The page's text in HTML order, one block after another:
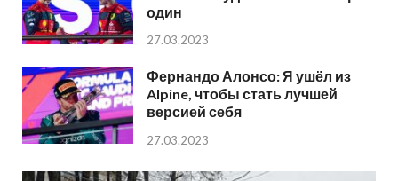
один
27.03.2023
Фернандо Алонсо: Я ушёл из
Alpine, чтобы стать лучшей
версией себя
27.03.2023